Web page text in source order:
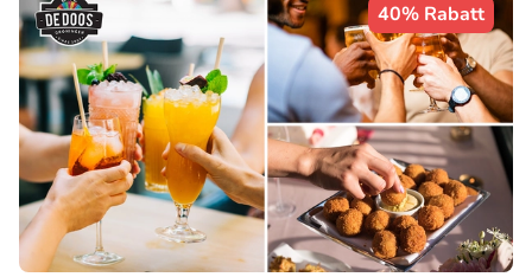
40% Rabatt